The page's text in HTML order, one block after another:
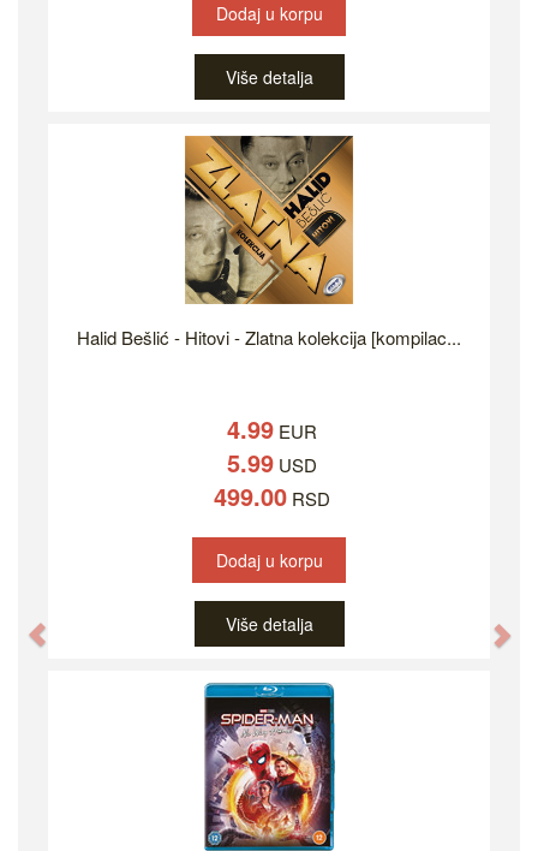
Dodaj u korpu
Više detalja
Halid Bešlić - Hitovi - Zlatna kolekcija [kompilac...
4.99 EUR
5.99 USD
499.00 RSD
Dodaj u korpu
Više detalja